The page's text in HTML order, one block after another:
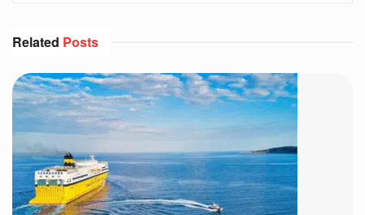
Related Posts